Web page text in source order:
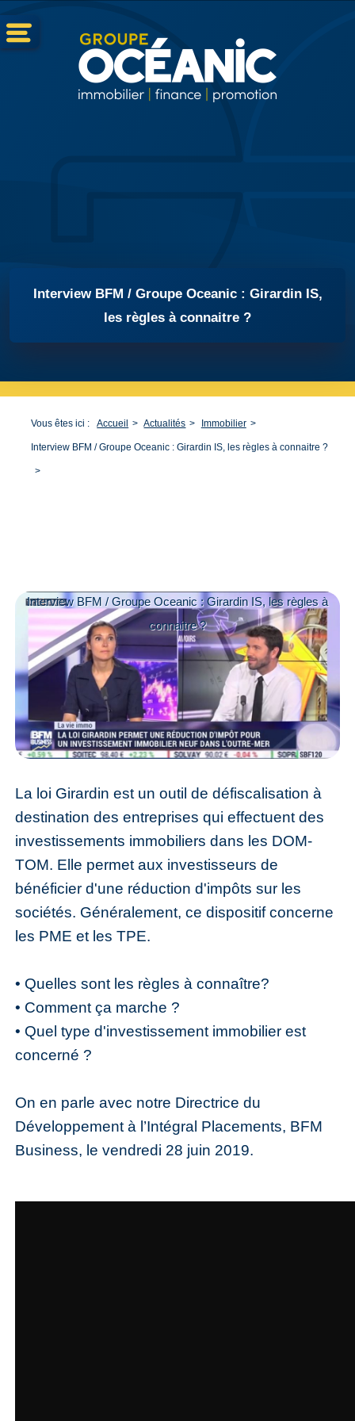
Interview BFM / Groupe Oceanic : Girardin IS,
les règles à connaitre ?
Vous êtes ici : Accueil Actualités Immobilier
Interview BFM / Groupe Oceanic : Girardin IS, les règles à connaitre ?
Interview BFM / Groupe Oceanic : Girardin IS, les règles à
connaitre ?
La loi Girardin est un outil de défiscalisation à
destination des entreprises qui effectuent des
investissements immobiliers dans les DOM-
TOM. Elle permet aux investisseurs de
bénéficier d'une réduction d'impôts sur les
sociétés. Généralement, ce dispositif concerne
les PME et les TPE.
• Quelles sont les règles à connaître?
• Comment ça marche ?
• Quel type d'investissement immobilier est
concerné ?
On en parle avec notre Directrice du
Développement à l’Intégral Placements, BFM
Business, le vendredi 28 juin 2019.